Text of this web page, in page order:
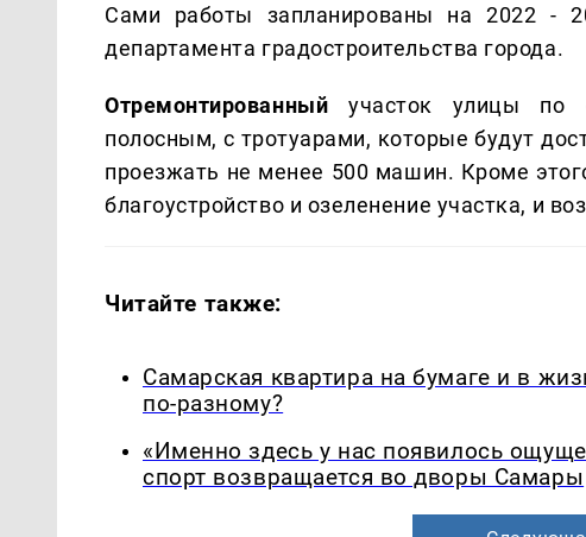
Сами работы запланированы на 2022 -
департамента градостроительства города.
Отремонтированныйучасток улицы по
полосным, с тротуарами, которые будут
проезжать не менее 500 машин. Кроме
благоустройство и озеленение участка, и
Читайте также:
Самарская квартира на бумаге и в
по-разному?
«Именно здесь у нас появилось
спорт возвращается во дворы Самары